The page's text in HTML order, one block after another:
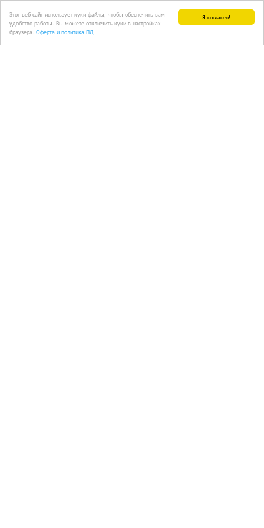
Я согласен!
Этот веб-сайт использует куки-файлы, чтобы обеспечить вам
удобство работы. Вы можете отключить куки в настройках
браузера. Оферта и политика ПД